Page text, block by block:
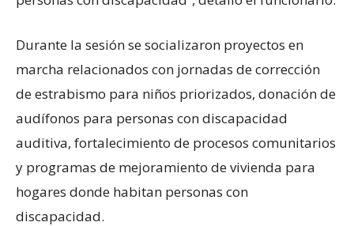
Durante la sesión se socializaron proyectos en
marcha relacionados con jornadas de corrección
de estrabismo para niños priorizados, donación de
audífonos para personas con discapacidad
auditiva, fortalecimiento de procesos comunitarios
y programas de mejoramiento de vivienda para
hogares donde habitan personas con
discapacidad.